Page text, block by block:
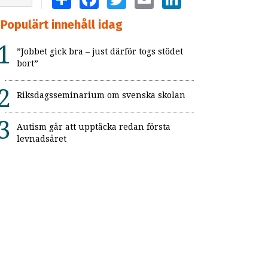
Populärt innehåll idag
”Jobbet gick bra – just därför togs stödet
bort”
Riksdagsseminarium om svenska skolan
Autism går att upptäcka redan första
levnadsåret